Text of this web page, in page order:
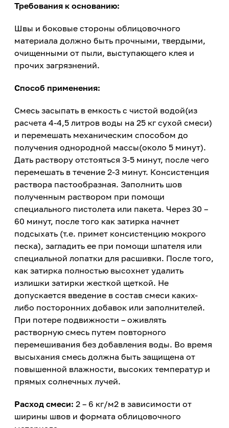
Требования к основанию:
Швы и боковые стороны облицовочного
материала должно быть прочными, твердыми,
очищенными от пыли, выступающего клея и
прочих загрязнений.
Способ применения:
Смесь засыпать в емкость с чистой водой(из
расчета 4-4,5 литров воды на 25 кг сухой смеси)
и перемешать механическим способом до
получения однородной массы(около 5 минут).
Дать раствору отстояться 3-5 минут, после чего
перемешать в течение 2-3 минут. Консистенция
раствора пастообразная. Заполнить шов
полученным раствором при помощи
специального пистолета или пакета. Через 30 –
60 минут, после того как затирка начнет
подсыхать (т.е. примет консистенцию мокрого
песка), загладить ее при помощи шпателя или
специальной лопатки для расшивки. После того,
как затирка полностью высохнет удалить
излишки затирки жесткой щеткой. Не
допускается введение в состав смеси каких-
либо посторонних добавок или заполнителей.
При потере подвижности – оживлять
растворную смесь путем повторного
перемешивания без добавления воды. Во время
высыхания смесь должна быть защищена от
повышенной влажности, высоких температур и
прямых солнечных лучей.
Расход смеси: 2 – 6 кг/м2 в зависимости от
ширины швов и формата облицовочного